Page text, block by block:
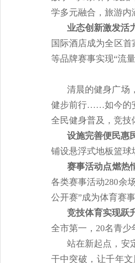
学多元融合，旅游内
业态创新激发活
国际酒店成为全区
等品牌赛事实现“流
清晨的健身广场
健步前行……如今的
全民健身普及，竞技
设施完善便民惠
铺设悬浮式地板篮球
赛事活动点燃热
各类赛事活动280余
公开赛”成为体育赛事
竞技体育实现跃
全市第一，20名青
站在新起点，安
干中突破，让千年